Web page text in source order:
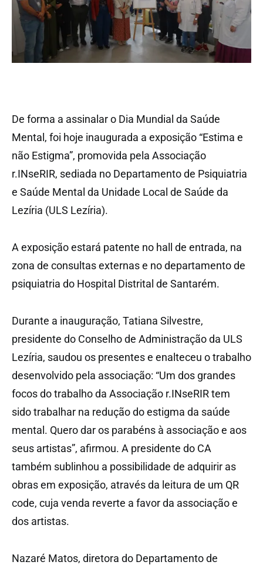
De forma a assinalar o Dia Mundial da Saúde
Mental, foi hoje inaugurada a exposição “Estima e
não Estigma”, promovida pela Associação
r.INseRIR, sediada no Departamento de Psiquiatria
e Saúde Mental da Unidade Local de Saúde da
Lezíria (ULS Lezíria).
A exposição estará patente no hall de entrada, na
zona de consultas externas e no departamento de
psiquiatria do Hospital Distrital de Santarém.
Durante a inauguração, Tatiana Silvestre,
presidente do Conselho de Administração da ULS
Lezíria, saudou os presentes e enalteceu o trabalho
desenvolvido pela associação: “Um dos grandes
focos do trabalho da Associação r.INseRIR tem
sido trabalhar na redução do estigma da saúde
mental. Quero dar os parabéns à associação e aos
seus artistas”, afirmou. A presidente do CA
também sublinhou a possibilidade de adquirir as
obras em exposição, através da leitura de um QR
code, cuja venda reverte a favor da associação e
dos artistas.
Nazaré Matos, diretora do Departamento de